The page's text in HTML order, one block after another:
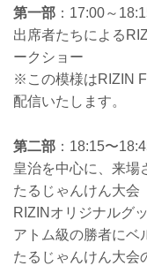
第一部 ：17:00～
出席者たちによる
ークショー
※この模様はRIZIN
配信いたします。
第二部 ：18:15〜
皇治を中心に、来場
たるじゃんけん大会
RIZINオリジナルグ
アトム級の勝者にベ
たるじゃんけん大会